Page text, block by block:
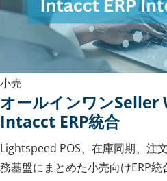
小売
オールインワンSeller
Intacct ERP統合
Lightspeed POS、在庫同期、注
務基盤にまとめた小売向けERP統